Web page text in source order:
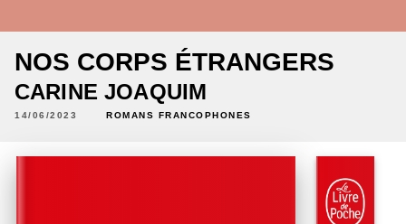
NOS CORPS ÉTRANGERS
CARINE JOAQUIM
14/06/2023 ROMANS FRANCOPHONES